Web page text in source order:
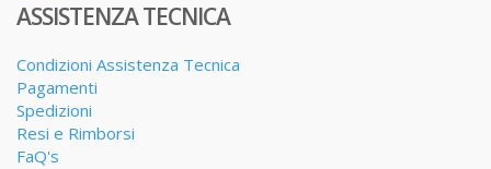
ASSISTENZA TECNICA
Condizioni Assistenza Tecnica
Pagamenti
Spedizioni
Resi e Rimborsi
FaQ's